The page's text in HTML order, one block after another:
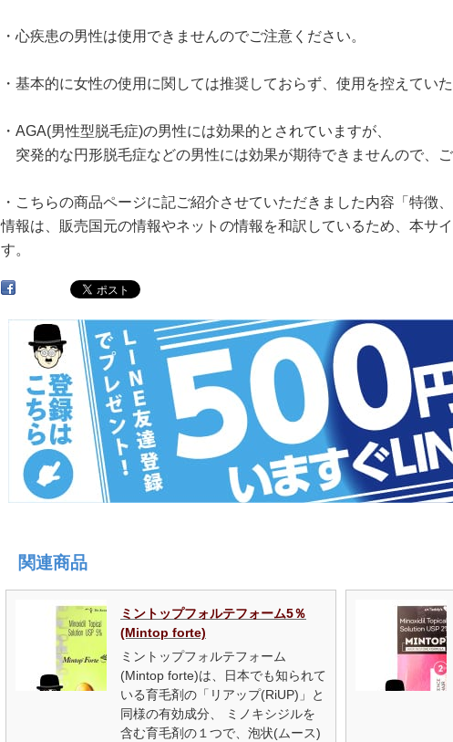
・心疾患の男性は使用できませんのでご注意ください。
・基本的に女性の使用に関しては推奨しておらず、使用を控えてい
・AGA(男性型脱毛症)の男性には効果的とされていますが、
突発的な円形脱毛症などの男性には効果が期待できませんので、ご
・こちらの商品ページに記ご紹介させていただきました内容「特徴
情報は、販売国元の情報やネットの情報を和訳しているため、本サ
す。
関連商品
ミントップフォルテフォーム5％
(Mintop forte)
ミントップフォルテフォーム
(Mintop forte)は、日本でも知られて
いる育毛剤の「リアップ(RiUP)」と
同様の有効成分、 ミノキシジルを
含む育毛剤の１つで、泡状(ムース)